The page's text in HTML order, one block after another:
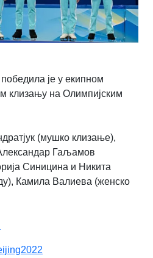
је у екипном
клизању на Олимпијским
(мушко клизање),
Гаљамов
Синицина и Никита
Камила Валиева (женско